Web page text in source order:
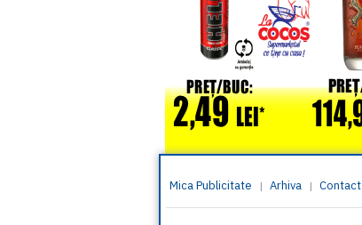
Mica Publicitate | Arhiva | Contact